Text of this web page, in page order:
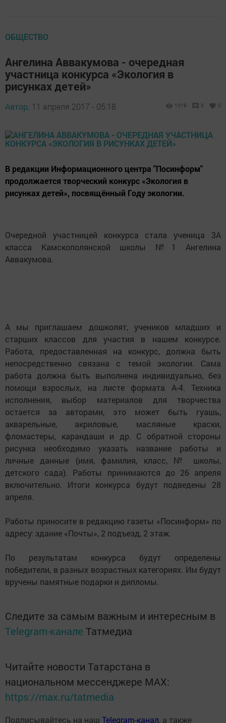
ОБЩЕСТВО
Ангелина Аввакумова - очередная
участница конкурса «Экология в
рисунках детей»
Автор, 11 апреля 2017 - 05:18 1019 0 0
В редакции Информационного центра "Посинформ"
продолжается творческий конкурс «Экология в
рисунках детей», посвящённый Году экологии.
Очередной участницей конкурса стала ученица 3А
класса Камскополянской школы №1 Ангелина
Аввакумова.
А мы приглашаем дошколят, учеников младших и
старших классов для участия в нашем конкурсе.
Работа, предоставленная на конкурс, должна быть
непосредственно связана с темой экологии. Сама
работа должна быть выполнена индивидуально, без
помощи взрослых, на листе формата А-4. Техника
исполнения, выбор материалов для творчества
остается за авторами, это может быть гуашь,
акварельные, акриловые, масляные краски,
фломастеры, карандаши и др. С обратной стороны
рисунка необходимо указать название работы и
личные данные (имя, фамилия, класс, № школы,
детского сада). Работы принимаются до 26 апреля
включительно. Итоги конкурса будут подведены 28
апреля.
Работы приносите в редакцию газеты «Посинформ» по
адресу: здание «Почты», 2 подъезд, 2 этаж.
По результатам конкурса будут определены
победители, в разных возраcтных категориях. Им будут
вручены памятные подарки и дипломы.
Следите за самым важным и интересным в
Telegram-канале Татмедиа
Читайте новости Татарстана в
национальном мессенджере MАХ:
https://max.ru/tatmedia
Подписывайтесь на наш Telegram-канал, а также